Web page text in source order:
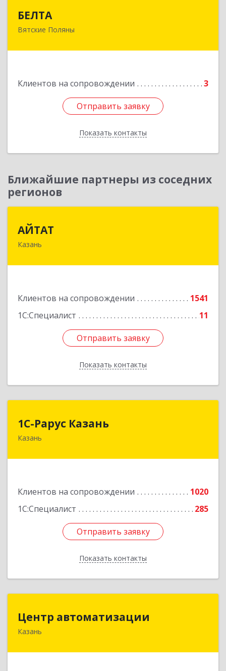
БЕЛТА
Вятские Поляны
Клиентов на сопровождении 3
Отправить заявку
Показать контакты
612960, Кировская обл, Вятские Поляны г,
Отправить заявку
Назад
Ближайшие партнеры из соседних
регионов
АЙТАТ
Казань
Клиентов на сопровождении
1541
1С:Специалист
11
Отправить заявку
Показать контакты
Подробнее
Отправить заявку
Назад
1С-Рарус Казань
Казань
Клиентов на сопровождении
1020
1С:Специалист
285
Отправить заявку
Показать контакты
420088, Татарстан Респ, Казань г, Победы пр-
Отправить заявку
Назад
Центр автоматизации
Казань
420133, Татарстан Респ, Казань г, Ямашева пр-